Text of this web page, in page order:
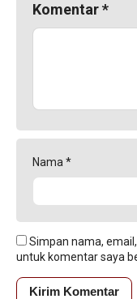
Komentar*
Nama*
Simpan nama,
untuk komentar saya